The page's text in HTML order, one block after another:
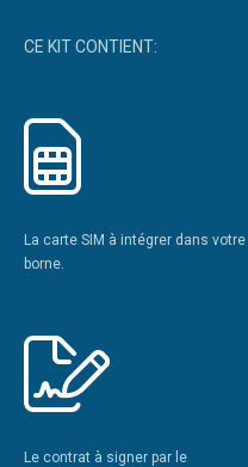
CE KIT CONTIENT:
La carte SIM à intégrer dans votre
borne.
Le contrat à signer par le